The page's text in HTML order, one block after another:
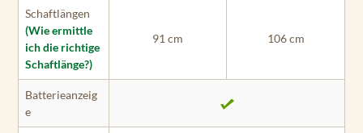
Schaftlängen
(Wie ermittle
ich die richtige
Schaftlänge?)
91 cm 106 cm
Batterieanzeig
e